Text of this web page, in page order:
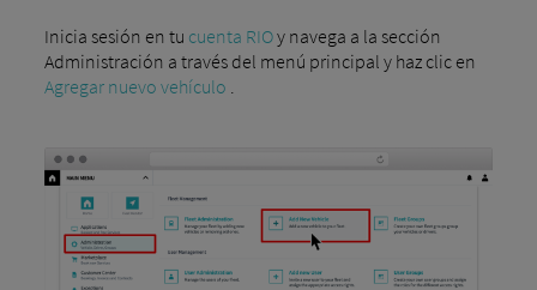
Inicia sesión en tu cuenta RIOy navega a la sección
Administración a través del menú principal y haz clic en
Agregar nuevo vehículo .